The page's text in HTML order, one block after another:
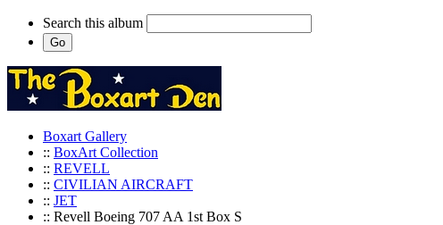
Search this album
Boxart Gallery
:: BoxArt Collection
:: REVELL
:: CIVILIAN AIRCRAFT
:: JET
:: Revell Boeing 707 AA 1st Box S